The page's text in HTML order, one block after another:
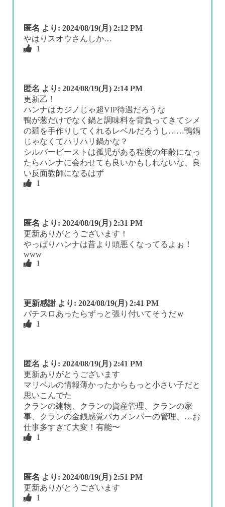
匿名 より: 2024/08/19(月) 2:12 PM
やはりスオウさんしか…
1
匿名 より: 2024/08/19(月) 2:14 PM
更新乙！
ハンナはカジノじゃ超VIP待遇だろうな
鴨が葱だけでなく鍋と調味料を背負ってきてシメ
の麺を手作りしてくれるレベルだろうし……鴨鍋
じゃなくてハリハリ鍋かな？
シルバービーストは孤児がある程度の年齢になっ
たらハンナに会わせても良いかもしれないな、良
い反面教師になるはず
1
匿名 より: 2024/08/19(月) 2:31 PM
更新ありがとうございます！
やっぱりハンナは昔より頭悪くなってるよぉ！
www
1
更新感謝 より: 2024/08/19(月) 2:41 PM
パチスロあったらずっと張り付いてそうだｗ
1
匿名 より: 2024/08/19(月) 2:41 PM
更新ありがとうございます
マリベルの情報薄かったからもっと小さい子だと
思いこんでた
クランの建物、クランの資産管理、クランの家
事、クランの金銭感覚バカメンバーの管理、…お
仕事多すぎて大変！有能〜
1
匿名 より: 2024/08/19(月) 2:51 PM
更新ありがとうございます
1